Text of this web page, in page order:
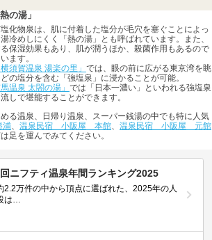
の湯」
化物泉は、肌に付着した塩分が毛穴を塞ぐことによっ
冷めしにくく「熱の湯」とも呼ばれています。また、
保湿効果もあり、肌が潤うほか、殺菌作用もあるので
ます。
横須賀温泉 湯楽の里」 では、眼の前に広がる東京湾を眺
の塩分を含む「強塩泉」に浸かることが可能。
馬温泉 太閤の湯」 では「日本一濃い」といわれる強塩泉
しで堪能することができます。
る温泉、日帰り温泉、スーパー銭湯の中でも特に人気
浦、 温泉民宿 小阪屋 本館、 温泉民宿 小阪屋 元館
足を運んでみてください。
ニフティ温泉年間ランキング2025
2.2万件の中から頂点に選ばれた、2025年の人
は…